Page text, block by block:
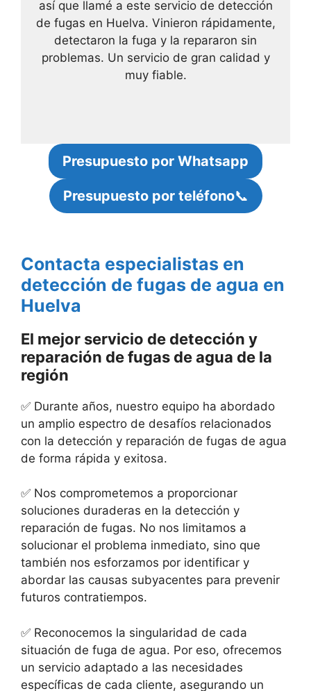
así que llamé a este servicio de detección
de fugas en Huelva. Vinieron rápidamente,
detectaron la fuga y la repararon sin
problemas. Un servicio de gran calidad y
muy fiable.
Presupuesto por Whatsapp
Presupuesto por teléfono📞
Contacta especialistas en
detección de fugas de agua en
Huelva
El mejor servicio de detección y
reparación de fugas de agua de la
región
✅ Durante años, nuestro equipo ha abordado
un amplio espectro de desafíos relacionados
con la detección y reparación de fugas de agua
de forma rápida y exitosa.
✅ Nos comprometemos a proporcionar
soluciones duraderas en la detección y
reparación de fugas. No nos limitamos a
solucionar el problema inmediato, sino que
también nos esforzamos por identificar y
abordar las causas subyacentes para prevenir
futuros contratiempos.
✅ Reconocemos la singularidad de cada
situación de fuga de agua. Por eso, ofrecemos
un servicio adaptado a las necesidades
específicas de cada cliente, asegurando un